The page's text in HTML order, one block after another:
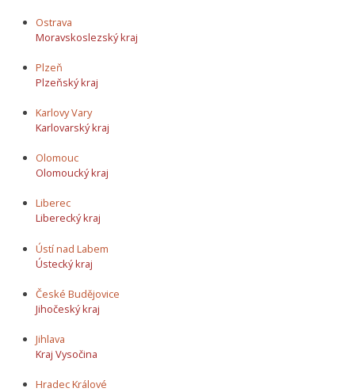
Ostrava
Moravskoslezský kraj
Plzeň
Plzeňský kraj
Karlovy Vary
Karlovarský kraj
Olomouc
Olomoucký kraj
Liberec
Liberecký kraj
Ústí nad Labem
Ústecký kraj
České Budějovice
Jihočeský kraj
Jihlava
Kraj Vysočina
Hradec Králové